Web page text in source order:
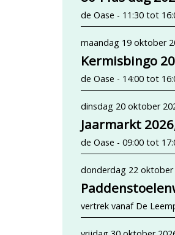
de Oase - 11:30 tot
maandag 19 oktober
Kermisbingo
de Oase - 14:00 tot
dinsdag 20 oktober
Jaarmarkt
de Oase - 09:00 tot
donderdag 22 oktober
vertrek vanaf De